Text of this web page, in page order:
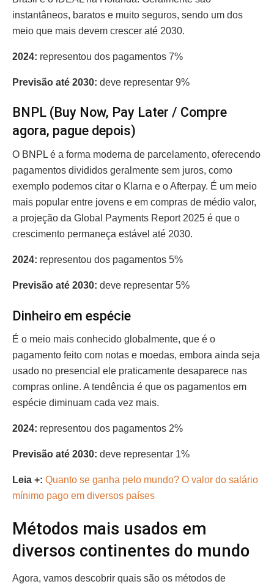
instantâneos, baratos e muito seguros, sendo um dos
meio que mais devem crescer até 2030.
2024: representou dos pagamentos 7%
Previsão até 2030: deve representar 9%
BNPL (Buy Now, Pay Later / Compre
agora, pague depois)
O BNPL é a forma moderna de parcelamento, oferecendo
pagamentos divididos geralmente sem juros, como
exemplo podemos citar o Klarna e o Afterpay. É um meio
mais popular entre jovens e em compras de médio valor,
a projeção da Global Payments Report 2025 é que o
crescimento permaneça estável até 2030.
2024: representou dos pagamentos 5%
Previsão até 2030: deve representar 5%
Dinheiro em espécie
É o meio mais conhecido globalmente, que é o
pagamento feito com notas e moedas, embora ainda seja
usado no presencial ele praticamente desaparece nas
compras online. A tendência é que os pagamentos em
espécie diminuam cada vez mais.
2024: representou dos pagamentos 2%
Previsão até 2030: deve representar 1%
Leia +: Quanto se ganha pelo mundo? O valor do salário
mínimo pago em diversos países
Métodos mais usados em
diversos continentes do mundo
Agora, vamos descobrir quais são os métodos de